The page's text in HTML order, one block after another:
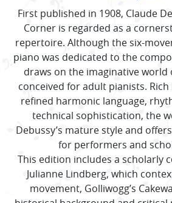
First published in 1908, Claude
Corner is regarded as a
repertoire. Although the six-
piano was dedicated to the
draws on the imaginative world
conceived for adult pianists.
refined harmonic language,
technical sophistication, the
Debussy’s mature style and
for performers and
This edition includes a scholarly
Julianne Lindberg, which
movement, Golliwogg’s